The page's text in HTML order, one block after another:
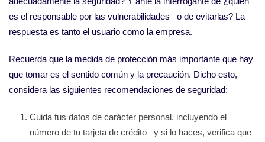
es el responsable por las vulnerabilidades –o de evitarlas? La
respuesta es tanto el usuario como la empresa.
Recuerda que la medida de protección más importante que hay
que tomar es el sentido común y la precaución. Dicho esto,
considera las siguientes recomendaciones de seguridad:
Cuida tus datos de carácter personal, incluyendo el
número de tu tarjeta de crédito –y si lo haces, verifica que